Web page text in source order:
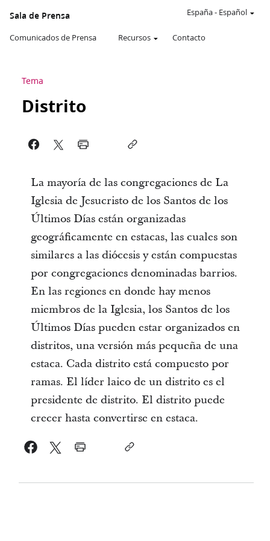
Sala de Prensa
Comunicados de Prensa Recursos Contacto
España- Español
Tema
Distrito
La mayoría de las congregaciones de La
Iglesia de Jesucristo de los Santos de los
Últimos Días están organizadas
geográficamente en estacas, las cuales son
similares a las diócesis y están compuestas
por congregaciones denominadas barrios.
En las regiones en donde hay menos
miembros de la Iglesia, los Santos de los
Últimos Días pueden estar organizados en
distritos, una versión más pequeña de una
estaca. Cada distrito está compuesto por
ramas. El líder laico de un distrito es el
presidente de distrito. El distrito puede
crecer hasta convertirse en estaca.